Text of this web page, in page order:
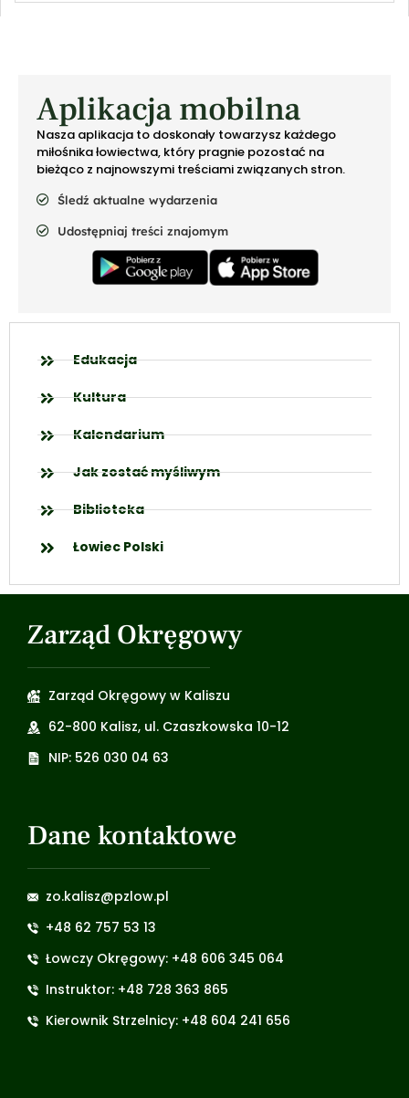
Aplikacja mobilna
Nasza aplikacja to doskonały towarzysz każdego
miłośnika łowiectwa, który pragnie pozostać na
bieżąco z najnowszymi treściami związanych stron.
Śledź aktualne wydarzenia
Udostępniaj treści znajomym
Edukacja
Kultura
Kalendarium
Jak zostać myśliwym
Biblioteka
Łowiec Polski
Zarząd Okręgowy
Zarząd Okręgowy w Kaliszu
62-800 Kalisz, ul. Czaszkowska 10-12
NIP: 526 030 04 63
Dane kontaktowe
zo.kalisz@pzlow.pl
+48 62 757 53 13
Łowczy Okręgowy: +48 606 345 064
Instruktor: +48 728 363 865
Kierownik Strzelnicy: +48 604 241 656